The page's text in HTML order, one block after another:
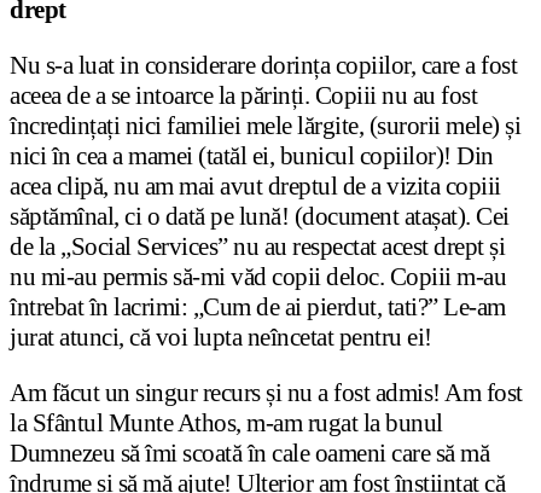
drept
Nu s-a luat in considerare dorința copiilor, care a fost
aceea de a se intoarce la părinți. Copiii nu au fost
încredințați nici familiei mele lărgite, (surorii mele) și
nici în cea a mamei (tatăl ei, bunicul copiilor)! Din
acea clipă, nu am mai avut dreptul de a vizita copiii
săptămînal, ci o dată pe lună! (document atașat). Cei
de la „Social Services” nu au respectat acest drept și
nu mi-au permis să-mi văd copii deloc. Copiii m-au
întrebat în lacrimi: „Cum de ai pierdut, tati?” Le-am
jurat atunci, că voi lupta neîncetat pentru ei!
Am făcut un singur recurs și nu a fost admis! Am fost
la Sfântul Munte Athos, m-am rugat la bunul
Dumnezeu să îmi scoată în cale oameni care să mă
îndrume și să mă ajute! Ulterior am fost înștiințat că